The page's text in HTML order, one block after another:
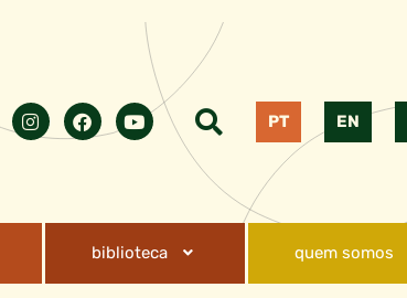
PT EN
biblioteca quem somos